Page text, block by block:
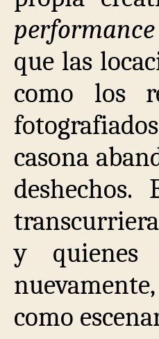
performance
que las
como los
casona
y quienes
como